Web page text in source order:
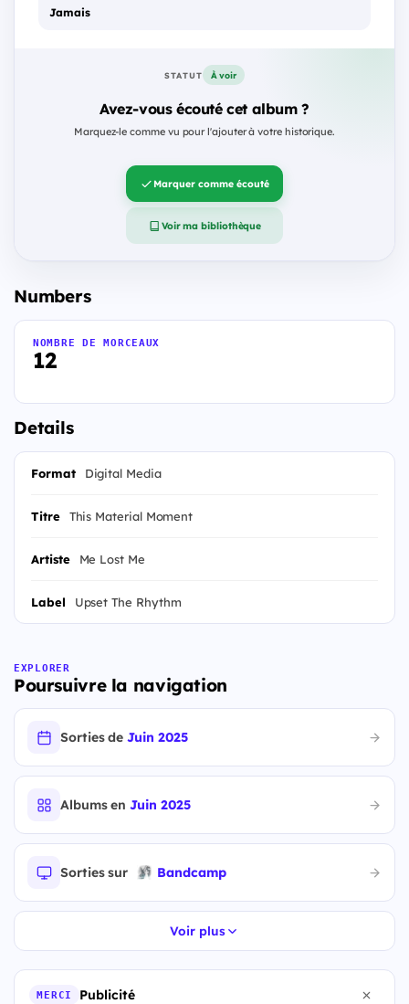
Jamais
STATUT À voir
Avez-vous écouté cet album ?
Marquez-le comme vu pour l'ajouter à votre historique.
Marquer comme écouté
Voir ma bibliothèque
Numbers
12
NOMBRE DE MORCEAUX
Details
Format Digital Media
Titre This Material Moment
Artiste Me Lost Me
Label Upset The Rhythm
EXPLORER
Poursuivre la navigation
Sorties deJuin 2025
Albums enJuin 2025
Sorties sur Bandcamp
Voir plus
MERCI Publicité